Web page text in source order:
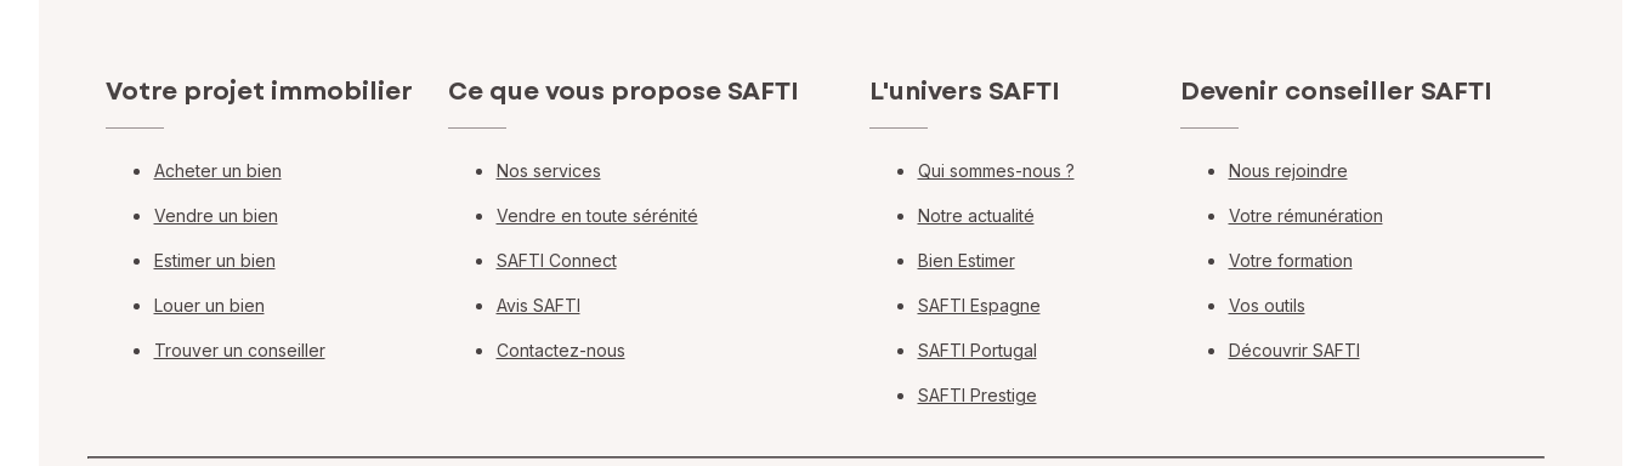
Votre projet immobilier
Acheter un bien
Vendre un bien
Estimer un bien
Louer un bien
Trouver un conseiller
Ce que vous propose SAFTI
Nos services
Vendre en toute sérénité
SAFTI Connect
Avis SAFTI
Contactez-nous
L'univers SAFTI
Qui sommes-nous ?
Notre actualité
Bien Estimer
SAFTI Espagne
SAFTI Portugal
SAFTI Prestige
Devenir conseiller SAFTI
Nous rejoindre
Votre rémunération
Votre formation
Vos outils
Découvrir SAFTI